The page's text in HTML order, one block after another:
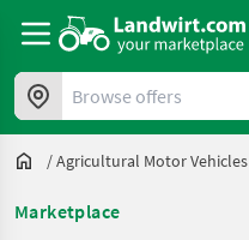
Browse offers
/Agricultural Motor Vehicles
Marketplace